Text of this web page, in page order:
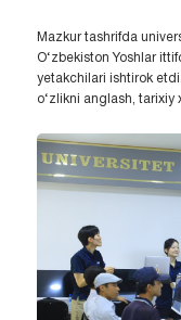
Mazkur tashrifda
O‘zbekiston Yoshlar
yetakchilari ishtirok
o‘zlikni anglash, tarixiy